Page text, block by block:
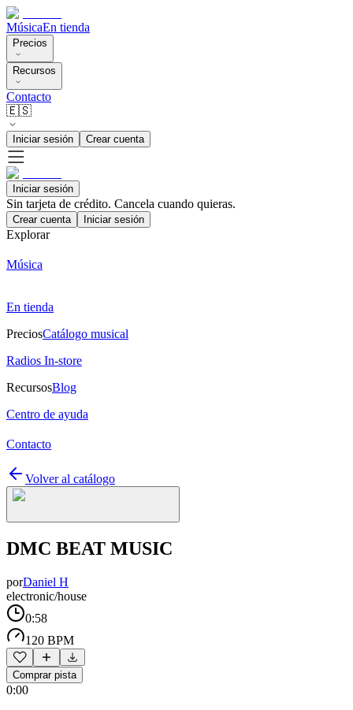
MúsicaEn tienda
Precios
Recursos
Contacto
🇪🇸
Iniciar sesión Crear cuenta
Iniciar sesión
Sin tarjeta de crédito. Cancela cuando quieras.
Crear cuenta Iniciar sesión
Explorar
Música
En tienda
PreciosCatálogo musical
Radios In-store
RecursosBlog
Centro de ayuda
Contacto
Volver al catálogo
DMC BEAT MUSIC
porDaniel H
electronic/house
0:58
120 BPM
Comprar pista
0:00